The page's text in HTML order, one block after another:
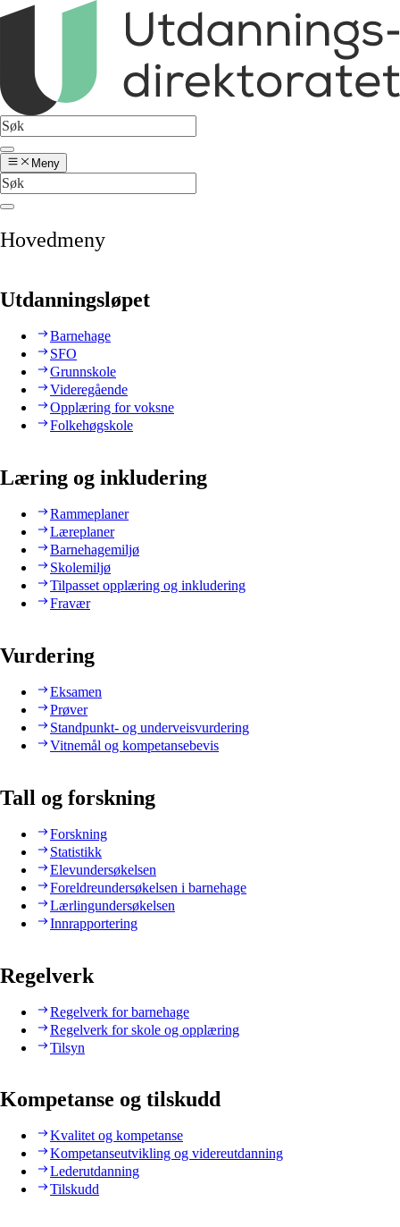
Meny
Hovedmeny
Utdanningsløpet
Barnehage
SFO
Grunnskole
Videregående
Opplæring for voksne
Folkehøgskole
Læring og inkludering
Rammeplaner
Læreplaner
Barnehagemiljø
Skolemiljø
Tilpasset opplæring og inkludering
Fravær
Vurdering
Eksamen
Prøver
Standpunkt- og underveisvurdering
Vitnemål og kompetansebevis
Tall og forskning
Forskning
Statistikk
Elevundersøkelsen
Foreldreundersøkelsen i barnehage
Lærlingundersøkelsen
Innrapportering
Regelverk
Regelverk for barnehage
Regelverk for skole og opplæring
Tilsyn
Kompetanse og tilskudd
Kvalitet og kompetanse
Kompetanseutvikling og videreutdanning
Lederutdanning
Tilskudd